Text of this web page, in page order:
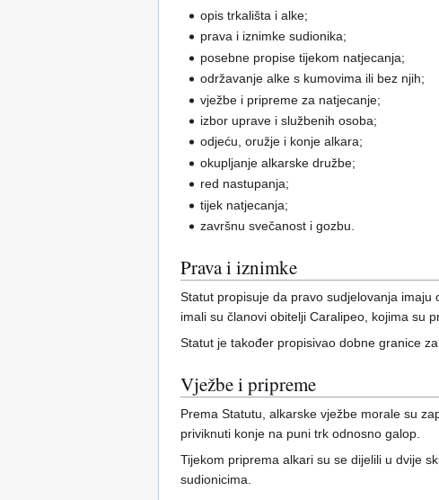
opis trkališta i alke;
prava i iznimke sudionika;
posebne propise tijekom natjecanja;
održavanje alke s kumovima ili bez njih;
vježbe i pripreme za natjecanje;
izbor uprave i službenih osoba;
odjeću, oružje i konje alkara;
okupljanje alkarske družbe;
red nastupanja;
tijek natjecanja;
završnu svečanost i gozbu.
Prava i iznimke
Statut propisuje da pravo sudjelovanja
imali su članovi obitelji Caralipeo, kojima su
Statut je također propisivao dobne granice
Vježbe i pripreme
Prema Statutu, alkarske vježbe morale su
priviknuti konje na puni trk odnosno galop.
Tijekom priprema alkari su se dijelili u dvije
sudionicima.